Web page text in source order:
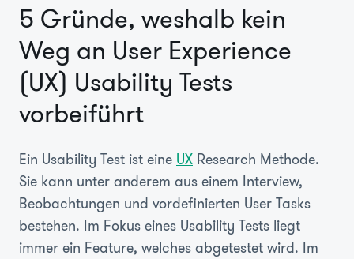
Referenzen
Branchen
Karriere
Über Uns
5 Gründe, weshalb kein
Weg an User Experience
(UX) Usability Tests
vorbeiführt
Ein Usability Test ist eine UX Research Methode.
Sie kann unter anderem aus einem Interview,
Beobachtungen und vordefinierten User Tasks
bestehen. Im Fokus eines Usability Tests liegt
immer ein Feature, welches abgetestet wird. Im